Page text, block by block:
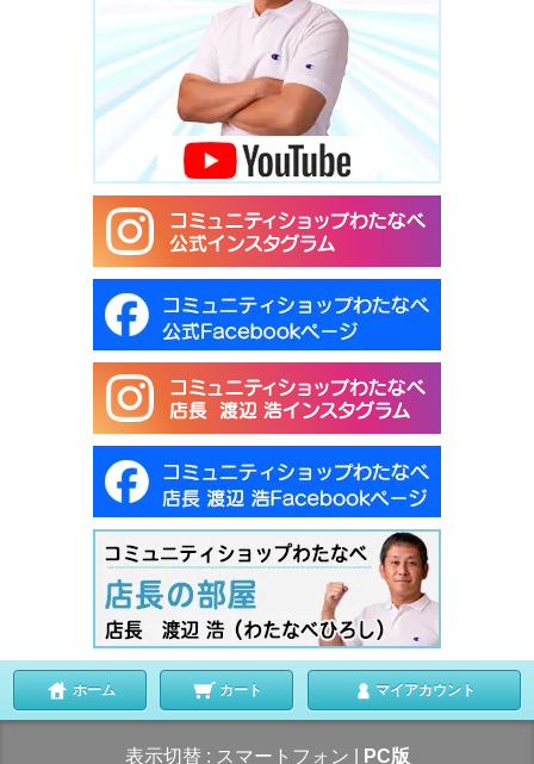
ホーム カート マイアカウント
表示切替 : スマートフォン PC版